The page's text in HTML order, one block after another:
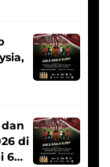
di
6